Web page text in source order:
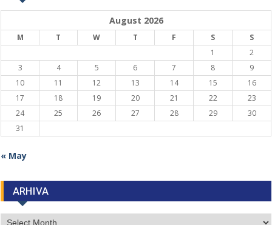
August 2026
M T W T F S
S
1
2
3
4 5 6 7 8
9
10
11 12 13 14 15
16
17
18 19 20 21 22
23
24
25 26 27 28 29
30
31
« May
ARHIVA
ARHIVA